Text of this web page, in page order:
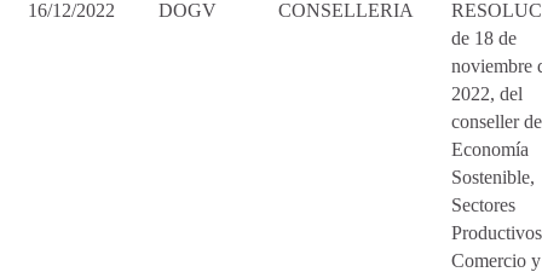
16/12/2022 DOGV CONSELLERIA
de 18 de
noviembre
2022, del
conseller de
Economía
Sostenible,
Sectores
Comercio y